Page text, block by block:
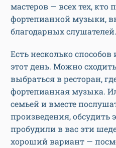
мастеров — всех тех, кто
фортепианной музыки,
благодарных слушателей.
Есть несколько способов
этот день. Можно
выбраться в ресторан,
фортепианная музыка.
семьей и вместе
произведения, обсудить
пробудили в вас эти
хороший вариант —